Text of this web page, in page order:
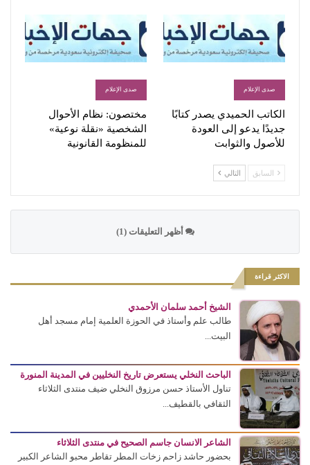
صدى الإعلام
الكاتب الحميدي يصدر كتابًا
جديدًا يدعو إلى العودة
للأصول والثوابت
صدى الإعلام
مختصون: نظام الأحوال
الشخصية «نقلة نوعية»
للمنظومة القانونية
السابق التالي
أظهر التعليقات (1)
الاكثر قراءة
الشيخ أحمد سلمان الأحمدي
طالب علم وأستاذ في الحوزة العلمية إمام مسجد أهل
البيت...
الباحث النخلي يستعرض تاريخ النخليين في المدينة المنورة
تناول الأستاذ حسن مرزوق النخلي ضيف منتدى الثلاثاء
الثقافي بالقطيف...
الشاعر الانسان جاسم الصحيح في منتدى الثلاثاء
بحضور حاشد زاحم زخات المطر تقاطر محبو الشاعر الكبير